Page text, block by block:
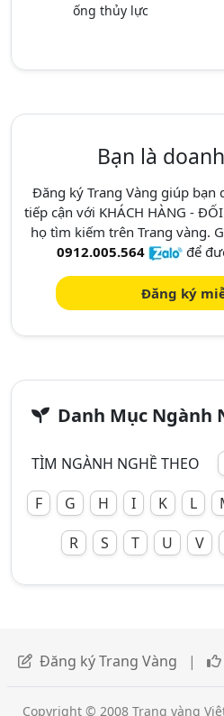
ống thủy lực
Bạn là
Đăng ký Trang Vàng giúp bạn
tiếp cận với KHÁCH HÀNG -
họ tìm kiếm trên Trang vàng.
0912.005.564
để
Đăng ký
Danh Mục Ngành
TÌM NGÀNH NGHỀ THEO
F
G H I K L
R
S T U V
Đăng ký Trang Vàng |
Copyright © 2008 Trang vàng